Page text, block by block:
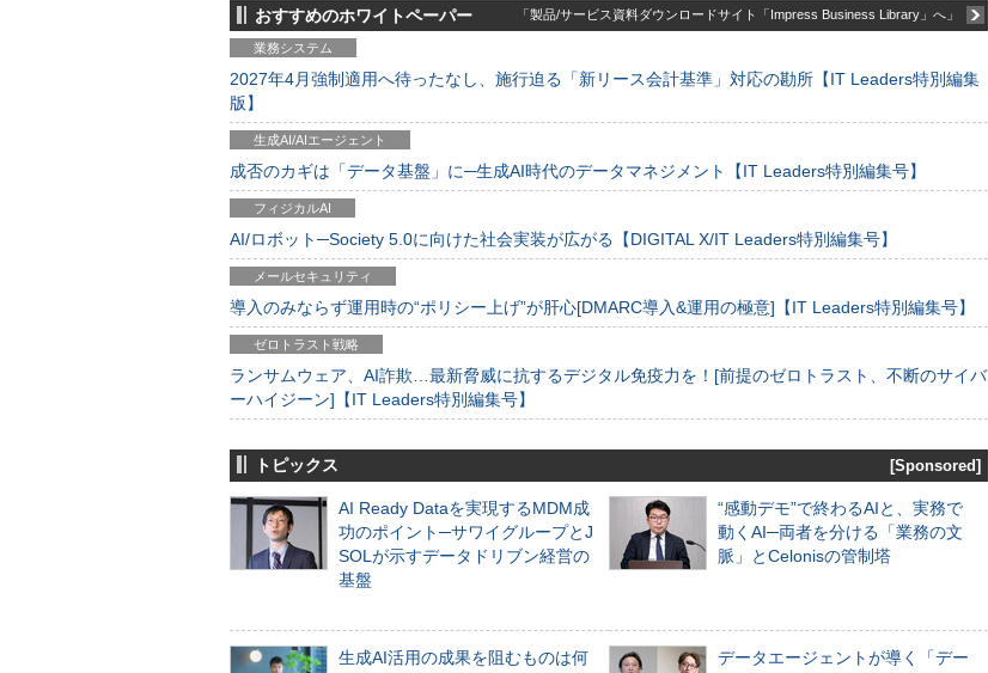
おすすめのホワイトペーパー 「製品/サービス資料ダウンロードサイト「Impress Business Library」へ」
業務システム
2027年4月強制適用へ待ったなし、施行迫る「新リース会計基準」対応の勘所【IT Leaders特別編集
版】
生成AI/AIエージェント
成否のカギは「データ基盤」に─生成AI時代のデータマネジメント【IT Leaders特別編集号】
フィジカルAI
AI/ロボット─Society 5.0に向けた社会実装が広がる【DIGITAL X/IT Leaders特別編集号】
メールセキュリティ
導入のみならず運用時の“ポリシー上げ”が肝心[DMARC導入&運用の極意]【IT Leaders特別編集号】
ゼロトラスト戦略
ランサムウェア、AI詐欺…最新脅威に抗するデジタル免疫力を！[前提のゼロトラスト、不断のサイバ
ーハイジーン]【IT Leaders特別編集号】
トピックス [Sponsored]
AI Ready Dataを実現するMDM成
功のポイント─サワイグループとJ
SOLが示すデータドリブン経営の
基盤
“感動デモ”で終わるAIと、実務で
動くAI─両者を分ける「業務の文
脈」とCelonisの管制塔
生成AI活用の成果を阻むものは何
データエージェントが導く「デー